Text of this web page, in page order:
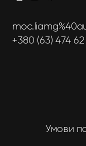
+380 (63) 474
Умови